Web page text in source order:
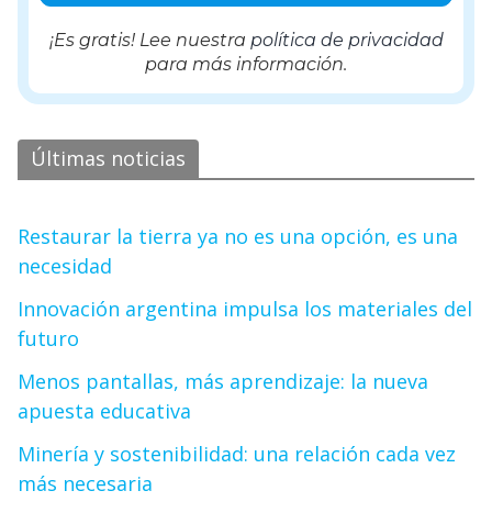
¡Es gratis! Lee nuestra política de privacidad
para más información.
Últimas noticias
Restaurar la tierra ya no es una opción, es una
necesidad
Innovación argentina impulsa los materiales del
futuro
Menos pantallas, más aprendizaje: la nueva
apuesta educativa
Minería y sostenibilidad: una relación cada vez
más necesaria